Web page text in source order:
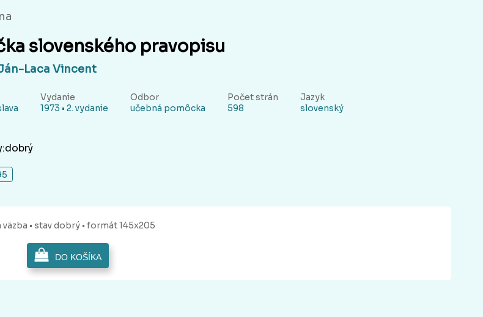
slovenského pravopisu
Laca Vincent
Vydanie
1973 • 2. vydanie
Odbor
učebná pomôcka
Počet strán
598
Jazyk
slovenský
väzba • stav dobrý • formát 145x205
DO KOŠÍKA